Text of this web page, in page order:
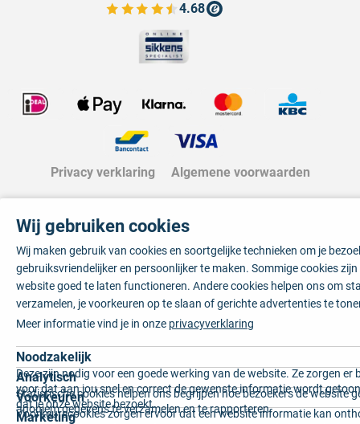
4.68
Bekijk de verfplaza beoordelingen
Privacy verklaring Algemene voorwaarden
Wij gebruiken cookies
Wij maken gebruik van cookies en soortgelijke technieken om je
gebruiksvriendelijker en persoonlijker te maken. Sommige cookies
website goed te laten functioneren. Andere cookies helpen ons om
verzamelen, je voorkeuren op te slaan of gerichte advertenties te
Meer informatie vind je in onze privacyverklaring
Noodzakelijk
Deze zijn nodig voor een goede werking van de website. Ze zorgen er
voor dat aan jou snel en correct de gewenste informatie wordt
dat je onze website bezoekt.
Analytisch
Statistische cookies helpen ons begrijpen hoe bezoekers de website
anoniem gegevens te verzamelen en te rapporteren.
Voorkeuren
Voorkeurscookies zorgen ervoor dat een website informatie kan
Marketing